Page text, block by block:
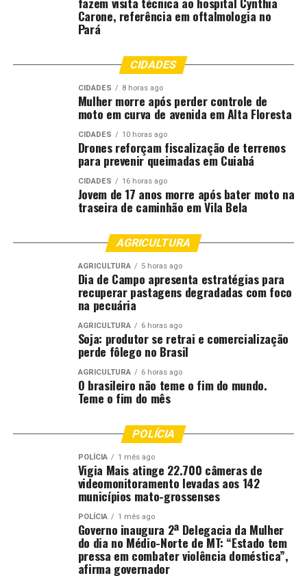
Carone, referência em oftalmologia no
Pará
CIDADES
CIDADES 8 horas ago
Mulher morre após perder controle de
moto em curva de avenida em Alta Floresta
CIDADES 10 horas ago
Drones reforçam fiscalização de terrenos
para prevenir queimadas em Cuiabá
CIDADES 16 horas ago
Jovem de 17 anos morre após bater moto na
traseira de caminhão em Vila Bela
AGRICULTURA
AGRICULTURA 5 horas ago
Dia de Campo apresenta estratégias para
recuperar pastagens degradadas com foco
na pecuária
AGRICULTURA 6 horas ago
Soja: produtor se retrai e comercialização
perde fôlego no Brasil
AGRICULTURA 6 horas ago
O brasileiro não teme o fim do mundo.
Teme o fim do mês
POLÍCIA
POLÍCIA 1 mês ago
Vigia Mais atinge 22.700 câmeras de
videomonitoramento levadas aos 142
municípios mato-grossenses
POLÍCIA 1 mês ago
Governo inaugura 2ª Delegacia da Mulher
do dia no Médio-Norte de MT: “Estado tem
pressa em combater violência doméstica”,
afirma governador